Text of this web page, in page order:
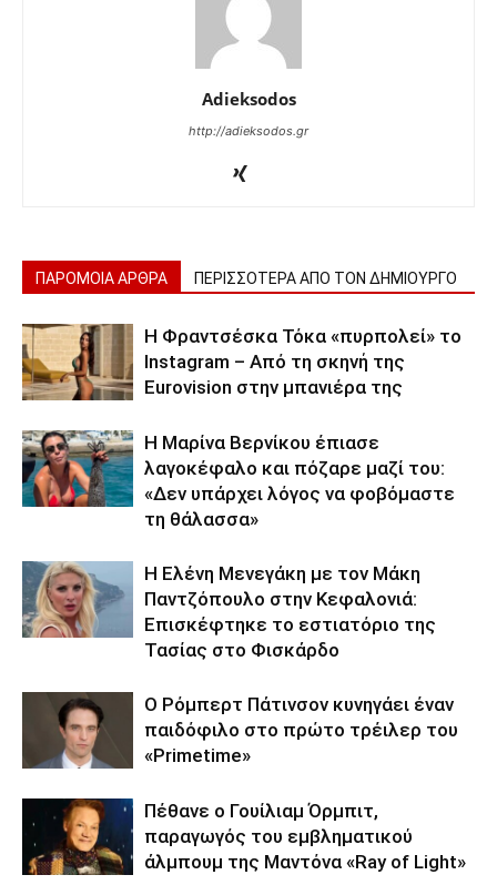
Adieksodos
http://adieksodos.gr
ΠΑΡΟΜΟΙΑ ΑΡΘΡΑ ΠΕΡΙΣΣΟΤΕΡΑ ΑΠΟ ΤΟΝ ΔΗΜΙΟΥΡΓΟ
Η Φραντσέσκα Τόκα «πυρπολεί» το
Instagram – Από τη σκηνή της
Eurovision στην μπανιέρα της
Η Μαρίνα Βερνίκου έπιασε
λαγοκέφαλο και πόζαρε μαζί του:
«Δεν υπάρχει λόγος να φοβόμαστε
τη θάλασσα»
Η Ελένη Μενεγάκη με τον Μάκη
Παντζόπουλο στην Κεφαλονιά:
Επισκέφτηκε το εστιατόριο της
Τασίας στο Φισκάρδο
Ο Ρόμπερτ Πάτινσον κυνηγάει έναν
παιδόφιλο στο πρώτο τρέιλερ του
«Primetime»
Πέθανε ο Γουίλιαμ Όρμπιτ,
παραγωγός του εμβληματικού
άλμπουμ της Μαντόνα «Ray of Light»